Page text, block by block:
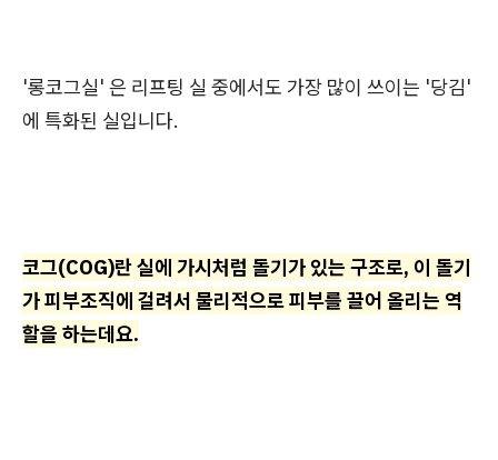
'롱코그실' 은 리프팅 실 중에서도 가장 많이 쓰이는 '당김'
에 특화된 실입니다.
코그(COG)란 실에 가시처럼 돌기가 있는 구조로, 이 돌기
가 피부조직에 걸려서 물리적으로 피부를 끌어 올리는 역
할을 하는데요.